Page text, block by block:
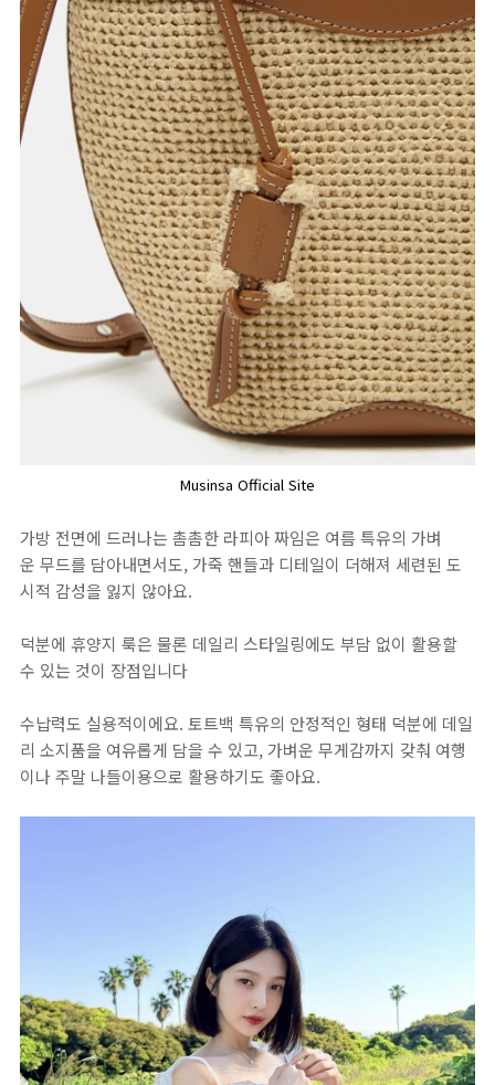
Musinsa Official Site
가방 전면에 드러나는 촘촘한 라피아 짜임은 여름 특유의 가벼
운 무드를 담아내면서도, 가죽 핸들과 디테일이 더해져 세련된 도
시적 감성을 잃지 않아요.
덕분에 휴양지 룩은 물론 데일리 스타일링에도 부담 없이 활용할
수 있는 것이 장점입니다
수납력도 실용적이에요. 토트백 특유의 안정적인 형태 덕분에 데일
리 소지품을 여유롭게 담을 수 있고, 가벼운 무게감까지 갖춰 여행
이나 주말 나들이용으로 활용하기도 좋아요.